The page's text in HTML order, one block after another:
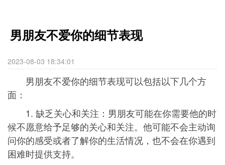
男朋友不爱你的细节表现
2023-08-03 18:34:01
男朋友不爱你的细节表现可以包括以下几个方
面：
1. 缺乏关心和关注：男朋友可能在你需要他的时
候不愿意给予足够的关心和关注。他可能不会主动询
问你的感受或者了解你的生活情况，也不会在你遇到
困难时提供支持。